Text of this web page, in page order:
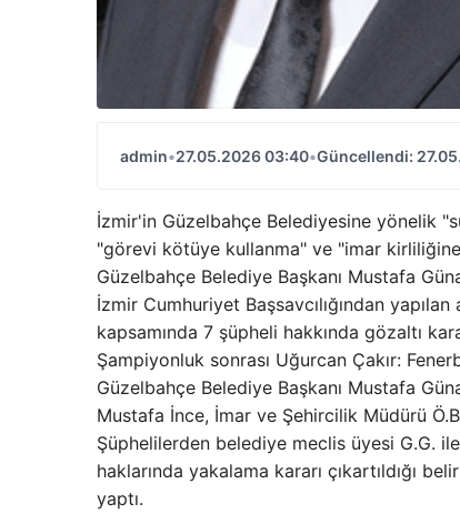
admin•27.05.2026 03:40•Güncellendi:
İzmir'in Güzelbahçe Belediyesine yönelik
"görevi kötüye kullanma" ve "imar
Güzelbahçe Belediye Başkanı Mustafa
İzmir Cumhuriyet Başsavcılığından
kapsamında 7 şüpheli hakkında gözaltı
Şampiyonluk sonrası Uğurcan Çakır:
Güzelbahçe Belediye Başkanı Mustafa
Mustafa İnce, İmar ve Şehircilik Müdürü
Şüphelilerden belediye meclis üyesi G.G.
haklarında yakalama kararı çıkartıldığı
yaptı.